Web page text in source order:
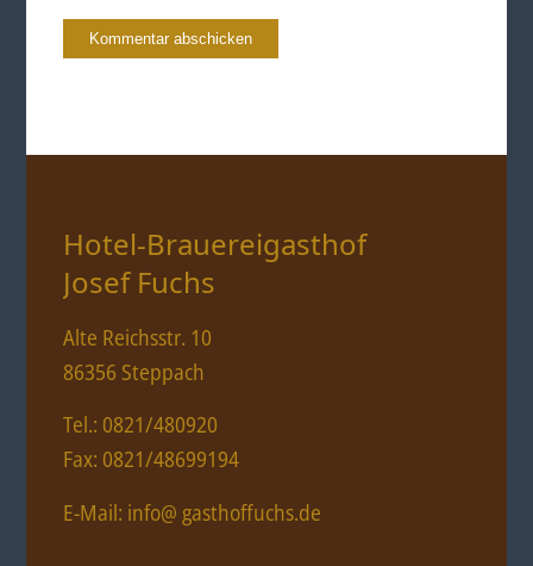
Hotel-Brauereigasthof
Josef Fuchs
Alte Reichsstr. 10
86356 Steppach
Tel.: 0821/480920
Fax: 0821/48699194
E-Mail: info@ gasthoffuchs.de